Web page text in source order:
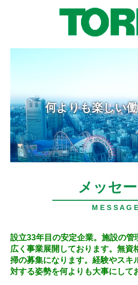
何よりも楽しい
メッセ
M E S S A G E
設立33年目の安定企業。施設の管
広く事業展開しております。無資
掃の募集になります。経験やスキ
対する姿勢を何よりも大事にして